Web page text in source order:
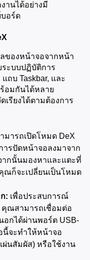
านได้อย่างมี
อร์ด
ของหน้าจอจากหน้า
ระบบปฏิบัติการ
ถบ Taskbar, และ
อมกันได้หลาย
รียงได้ตามต้องการ
มารถเปิดโหมด DeX
ารปัดหน้าจอลงมาจาก
ากนั้นมองหาและแตะที่
ก็จะเปลี่ยนเป็นโหมด
: เพื่อประสบการณ์
ณสามารถเชื่อมต่อ
อกได้ผ่านพอร์ต USB-
นี้จะทำให้หน้าจอ
ผ่นสัมผัส) หรือใช้งาน